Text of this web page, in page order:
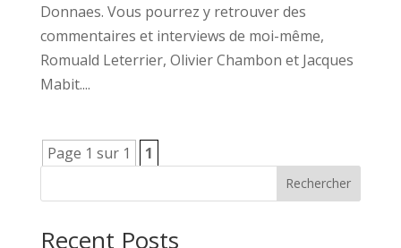
Donnaes. Vous pourrez y retrouver des
commentaires et interviews de moi-même,
Romuald Leterrier, Olivier Chambon et Jacques
Mabit....
Page 1 sur 1 1
Rechercher
Recent Posts